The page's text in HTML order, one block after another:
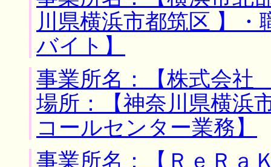
川県横浜市都筑区 】
バイト】
事業所名：【株式会
場所：【神奈川県横浜
コールセンター業務】
事業所名：【ＲｅＲ